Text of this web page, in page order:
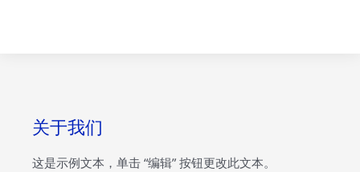
关于我们
这是示例文本，单击 “编辑” 按钮更改此文本。